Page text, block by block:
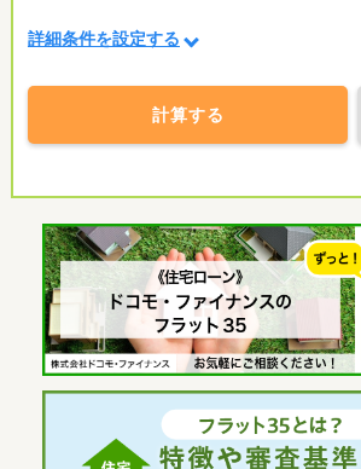
詳細条件を設定する
計算する